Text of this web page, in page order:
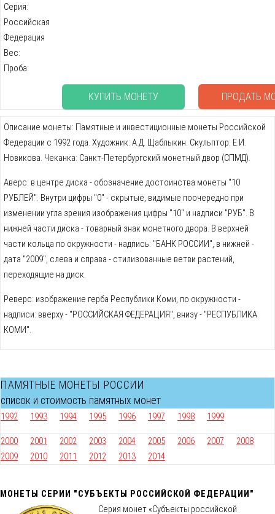
Серия:
Российская
Федерация
Вес:
Проба:
КУПИТЬ МОНЕТУ ПРОДАТЬ
Описание монеты: Памятные и инвестиционные монеты Российской
Федерации с 1992 года. Художник: А.Д. Щаблыкин. Скульптор: Е.И.
Новикова. Чеканка: Санкт-Петербургский монетный двор (СПМД).
Аверс: в центре диска - обозначение достоинства монеты "10
РУБЛЕЙ". Внутри цифры "0" - скрытые, видимые поочередно при
изменении угла зрения изображения цифры "10" и надписи "РУБ". В
нижней части диска - товарный знак монетного двора. В верхней
части кольца по окружности - надпись: "БАНК РОССИИ", в нижней -
дата "2009", слева и справа - стилизованные ветви растений,
переходящие на диск.
Реверс: изображение герба Республики Коми, по окружности -
надписи: вверху - "РОССИЙСКАЯ ФЕДЕРАЦИЯ", внизу - "РЕСПУБЛИКА
КОМИ".
ПАМЯТНЫЕ МОНЕТЫ РОССИИ
список и стоимость памятных монет
1992 1993 1994 1995 1996 1997 1998 1999
2000 2001 2002 2003 2004 2005 2006 2007
2008
2009
2010 2011 2012 2013 2014
МОНЕТЫ СЕРИИ "СУБЪЕКТЫ РОССИЙСКОЙ ФЕДЕРАЦИИ"
Серия монет «Субъекты российской